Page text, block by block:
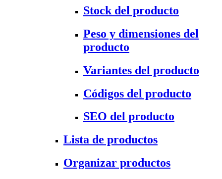
Stock del producto
Peso y dimensiones del
producto
Variantes del producto
Códigos del producto
SEO del producto
Lista de productos
Organizar productos